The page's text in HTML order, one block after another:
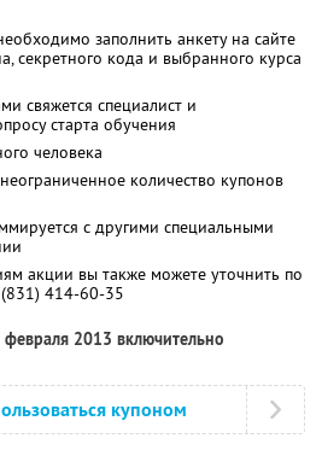
заполнить анкету на сайте
секретного кода и выбранного курса
свяжется специалист и
старта обучения
человека
количество купонов
с другими специальными
акции вы также можете уточнить по
414-60-35
2013 включительно
купоном